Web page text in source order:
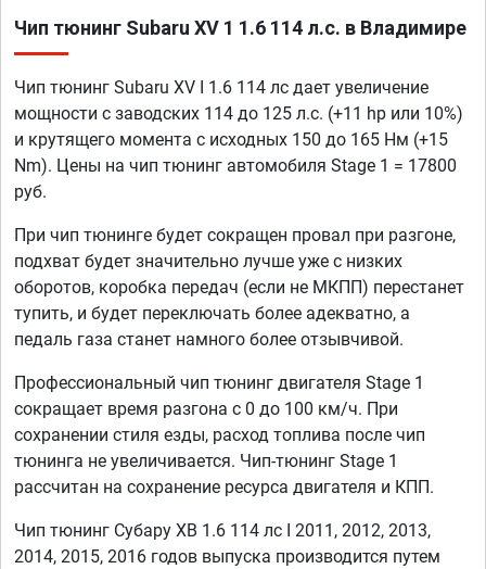
Чип тюнинг Subaru XV 1 1.6 114 л.с. в Владимире
Чип тюнинг Subaru XV I 1.6 114 лс дает увеличение
мощности с заводских 114 до 125 л.с. (+11 hp или 10%)
и крутящего момента с исходных 150 до 165 Нм (+15
Nm). Цены на чип тюнинг автомобиля Stage 1 = 17800
руб.
При чип тюнинге будет сокращен провал при разгоне,
подхват будет значительно лучше уже с низких
оборотов, коробка передач (если не МКПП) перестанет
тупить, и будет переключать более адекватно, а
педаль газа станет намного более отзывчивой.
Профессиональный чип тюнинг двигателя Stage 1
сокращает время разгона с 0 до 100 км/ч. При
сохранении стиля езды, расход топлива после чип
тюнинга не увеличивается. Чип-тюнинг Stage 1
рассчитан на сохранение ресурса двигателя и КПП.
Чип тюнинг Субару ХВ 1.6 114 лс I 2011, 2012, 2013,
2014, 2015, 2016 годов выпуска производится путем